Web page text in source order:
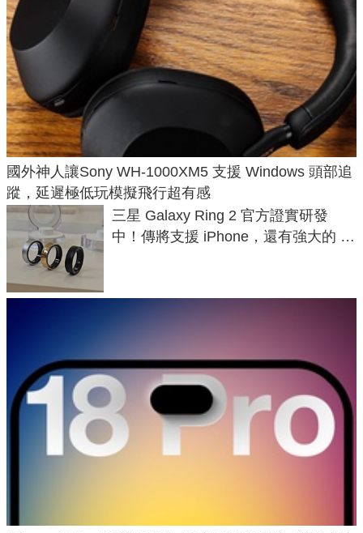
國外神人讓Sony WH-1000XM5 支援 Windows 頭部追
蹤，延遲極低玩模擬飛行超有感
三星 Galaxy Ring 2 官方證實研發
中！傳將支援 iPhone，還有強大的 AI